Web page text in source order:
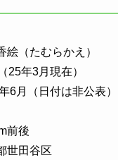
（たむらかえ）
年3月現在）
6月（日付は非公表）
後
田谷区